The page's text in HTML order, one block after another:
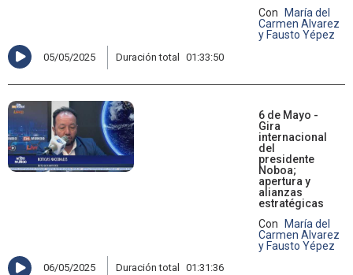
Con
María del
Carmen Alvarez
y Fausto Yépez
05/05/2025 Duración total 01:33:50
6 de Mayo -
Gira
internacional
del
presidente
Noboa;
apertura y
alianzas
estratégicas
Con
María del
Carmen Alvarez
y Fausto Yépez
06/05/2025 Duración total 01:31:36